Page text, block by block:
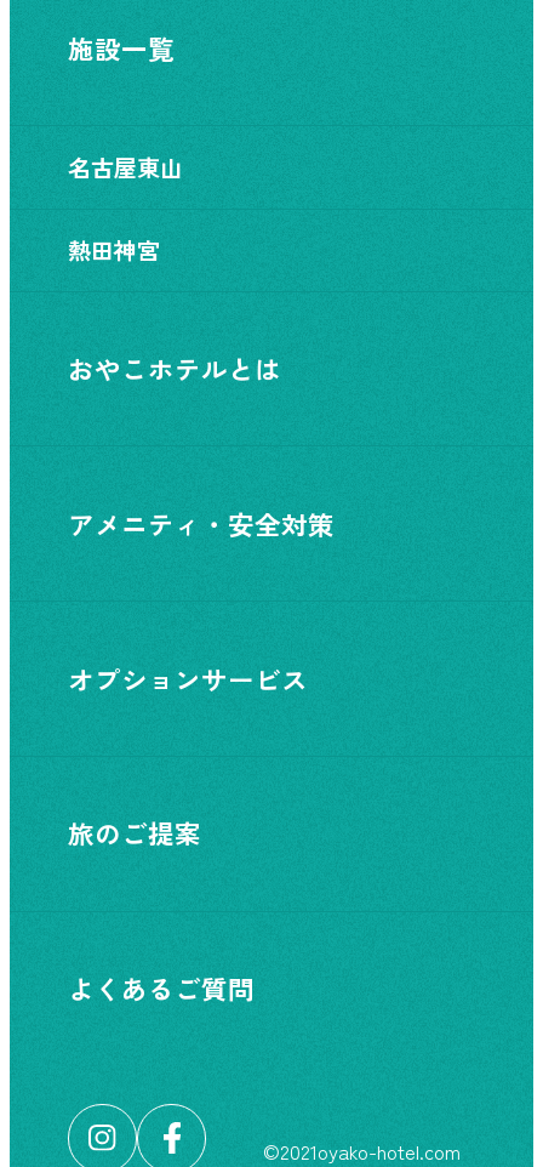
施設一覧
名古屋東山
熱田神宮
おやこホテルとは
アメニティ・安全対策
オプションサービス
旅のご提案
よくあるご質問
©︎2021oyako-hotel.com